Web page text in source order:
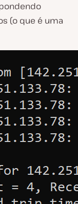
(o que é uma